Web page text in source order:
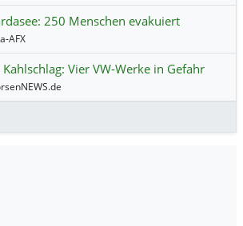
250 Menschen evakuiert
AFX
Vier VW-Werke in Gefahr